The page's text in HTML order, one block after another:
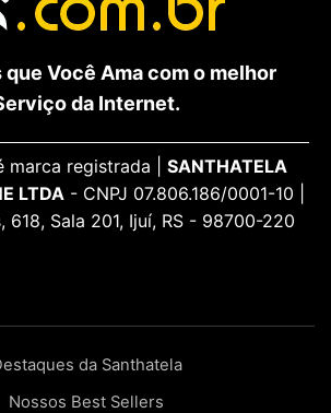
Você Ama com o melhor
da Internet.
marca registrada | SANTHATELA
LTDA - CNPJ 07.806.186/0001-10 |
618, Sala 201, Ijuí, RS - 98700-220
da Santhatela
Nossos Best Sellers